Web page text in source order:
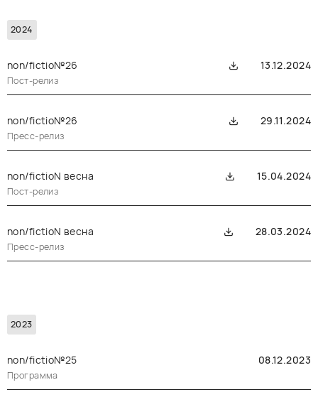
2024
non/fictio№26
Пост-релиз
13.12.2024
non/fictio№26
Пресс-релиз
29.11.2024
non/fictioN весна
Пост-релиз
15.04.2024
non/fictioN весна
Пресс-релиз
28.03.2024
2023
non/fictio№25
Программа
08.12.2023